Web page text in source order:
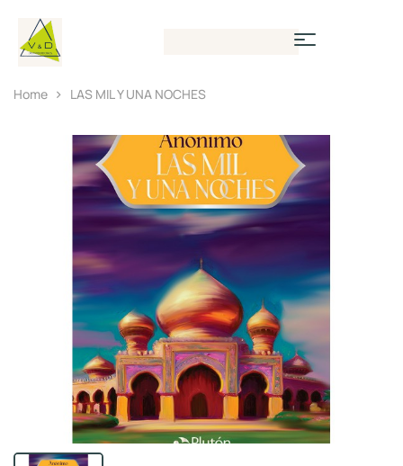
Home LAS MIL Y UNA NOCHES